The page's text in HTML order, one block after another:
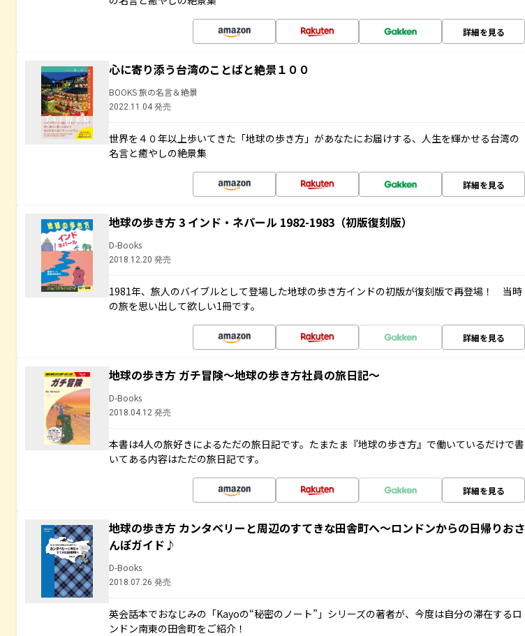
詳細を見る
心に寄り添う台湾のことばと絶景１００
BOOKS 旅の名言＆絶景
2022.11.04 発売
世界を４０年以上歩いてきた「地球の歩き方」があなたにお届けする、人生を輝かせる台湾の
名言と癒やしの絶景集
詳細を見る
地球の歩き方 3 インド・ネパール 1982-1983（初版復刻版）
D-Books
2018.12.20 発売
1981年、旅人のバイブルとして登場した地球の歩き方インドの初版が復刻版で再登場！ 当時
の旅を思い出して欲しい1冊です。
詳細を見る
地球の歩き方 ガチ冒険～地球の歩き方社員の旅日記～
D-Books
2018.04.12 発売
本書は4人の旅好きによるただの旅日記です。たまたま『地球の歩き方』で働いているだけで書
いてある内容はただの旅日記です。
詳細を見る
地球の歩き方 カンタベリーと周辺のすてきな田舎町へ～ロンドンからの日帰りおさ
んぽガイド♪
D-Books
2018.07.26 発売
英会話本でおなじみの「Kayoの“秘密のノート”」シリーズの著者が、今度は自分の滞在するロ
ンドン南東の田舎町をご紹介！